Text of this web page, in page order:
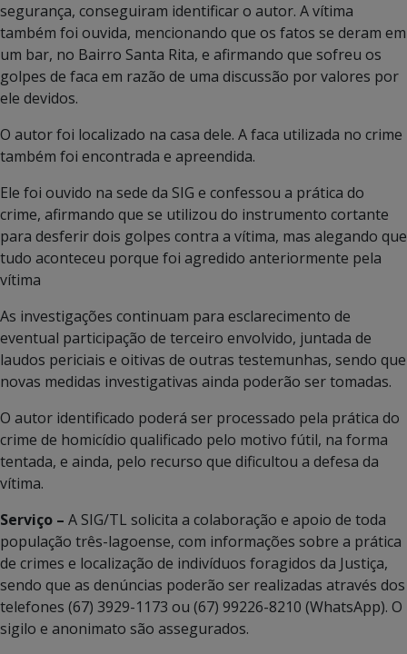
segurança, conseguiram identificar o autor. A vítima
também foi ouvida, mencionando que os fatos se deram em
um bar, no Bairro Santa Rita, e afirmando que sofreu os
golpes de faca em razão de uma discussão por valores por
ele devidos.
O autor foi localizado na casa dele. A faca utilizada no crime
também foi encontrada e apreendida.
Ele foi ouvido na sede da SIG e confessou a prática do
crime, afirmando que se utilizou do instrumento cortante
para desferir dois golpes contra a vítima, mas alegando que
tudo aconteceu porque foi agredido anteriormente pela
vítima
As investigações continuam para esclarecimento de
eventual participação de terceiro envolvido, juntada de
laudos periciais e oitivas de outras testemunhas, sendo que
novas medidas investigativas ainda poderão ser tomadas.
O autor identificado poderá ser processado pela prática do
crime de homicídio qualificado pelo motivo fútil, na forma
tentada, e ainda, pelo recurso que dificultou a defesa da
vítima.
Serviço – A SIG/TL solicita a colaboração e apoio de toda
população três-lagoense, com informações sobre a prática
de crimes e localização de indivíduos foragidos da Justiça,
sendo que as denúncias poderão ser realizadas através dos
telefones (67) 3929-1173 ou (67) 99226-8210 (WhatsApp). O
sigilo e anonimato são assegurados.